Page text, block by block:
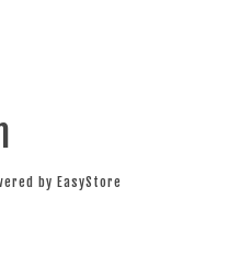
by EasyStore